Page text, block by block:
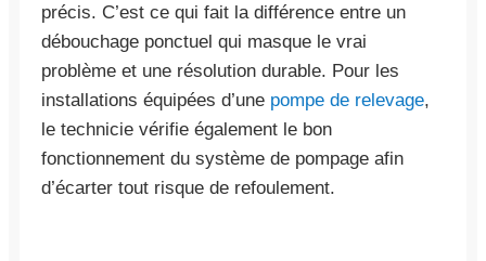
précis. C’est ce qui fait la différence entre un
débouchage ponctuel qui masque le vrai
problème et une résolution durable. Pour les
installations équipées d’une pompe de relevage,
le technicie vérifie également le bon
fonctionnement du système de pompage afin
d’écarter tout risque de refoulement.